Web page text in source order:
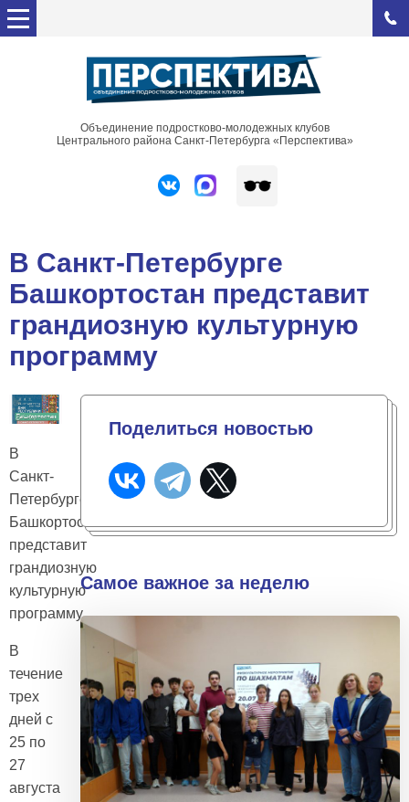
Объединение подростково-молодежных клубов
Центрального района Санкт-Петербурга «Перспектива»
В Санкт-Петербурге
Башкортостан представит
грандиозную культурную
программу
В
Санкт-
Петербурге
Башкортостан
представит
грандиозную
культурную
программу
В
течение
трех
дней с
25 по
27
августа
Поделиться новостью
Самое важное за неделю